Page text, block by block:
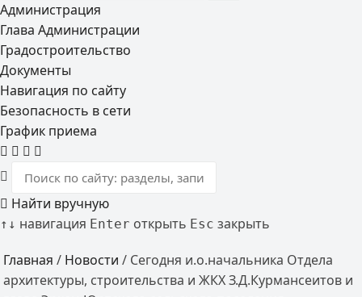
Администрация
Глава Администрации
Градостроительство
Документы
Навигация по сайту
Безопасность в сети
График приема
Найти вручную
↑ ↓ навигация Enter открыть Esc закрыть
Главная / Новости / Сегодня и.о.начальника Отдела
архитектуры, строительства и ЖКХ З.Д.Курмансеитов и